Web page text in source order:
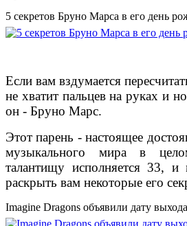
5 секретов Бруно Марса в его день
Если вам вздумается
не хватит пальцев на руках и
он - Бруно Марс.
Этот парень - настоящее
музыкального мира в
талантищу исполняется 33,
раскрыть вам некоторые его
Imagine Dragons объявили дату